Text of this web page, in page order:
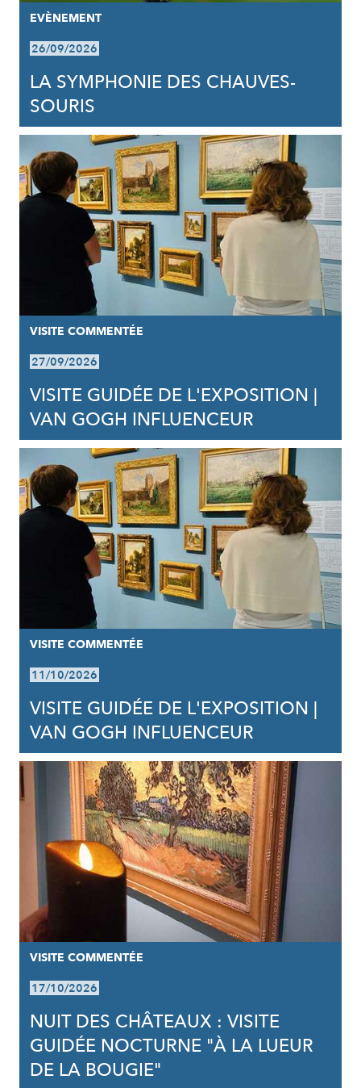
EVÈNEMENT
26/09/2026
LA SYMPHONIE DES CHAUVES-
SOURIS
VISITE COMMENTÉE
27/09/2026
VISITE GUIDÉE DE L'EXPOSITION |
VAN GOGH INFLUENCEUR
VISITE COMMENTÉE
11/10/2026
VISITE GUIDÉE DE L'EXPOSITION |
VAN GOGH INFLUENCEUR
VISITE COMMENTÉE
17/10/2026
NUIT DES CHÂTEAUX : VISITE
GUIDÉE NOCTURNE "À LA LUEUR
DE LA BOUGIE"